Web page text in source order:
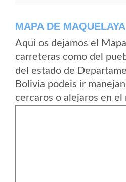
MAPA DE MAQUELAYA
Aqui os dejamos el
carreteras como del
del estado de
Bolivia podeis ir
cercaros o alejaros en el